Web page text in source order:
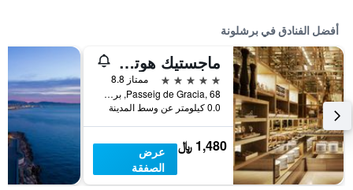
أفضل الفنادق في برشلونة
ماجستيك هوتل آند سبا برشلونة جي إل
5 نجوم
ممتاز 8.8
Passeig de Gracia, 68, برشلونة, أسبانيا
0.0 كيلومتر عن وسط المدينة
1,480 ﷼
عرض
الصفقة